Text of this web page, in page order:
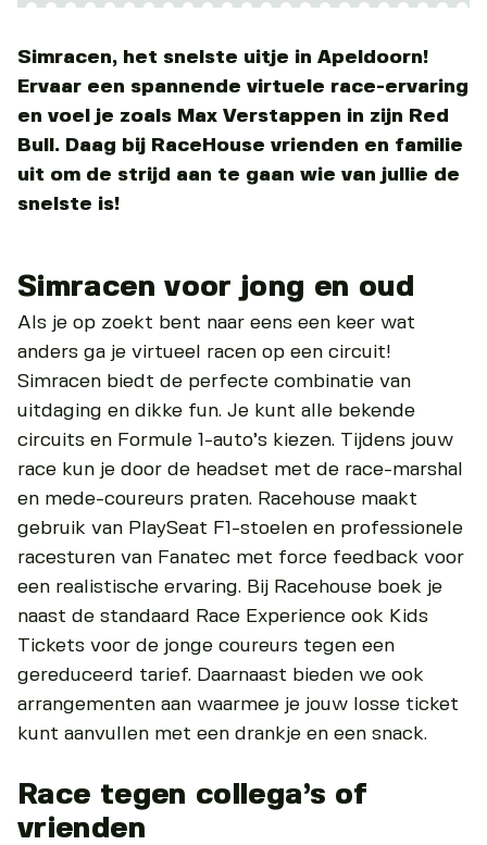
Simracen, het snelste uitje in Apeldoorn!
Ervaar een spannende virtuele race-ervaring
en voel je zoals Max Verstappen in zijn Red
Bull. Daag bij RaceHouse vrienden en familie
uit om de strijd aan te gaan wie van jullie de
snelste is!
Simracen voor jong en oud
Als je op zoekt bent naar eens een keer wat
anders ga je virtueel racen op een circuit!
Simracen biedt de perfecte combinatie van
uitdaging en dikke fun. Je kunt alle bekende
circuits en Formule 1-auto’s kiezen. Tijdens jouw
race kun je door de headset met de race-marshal
en mede-coureurs praten. Racehouse maakt
gebruik van PlaySeat F1-stoelen en professionele
racesturen van Fanatec met force feedback voor
een realistische ervaring. Bij Racehouse boek je
naast de standaard Race Experience ook Kids
Tickets voor de jonge coureurs tegen een
gereduceerd tarief. Daarnaast bieden we ook
arrangementen aan waarmee je jouw losse ticket
kunt aanvullen met een drankje en een snack.
Race tegen collega’s of
vrienden